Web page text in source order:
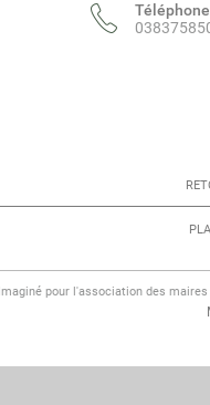
Téléphone
Imaginé pour l'association des